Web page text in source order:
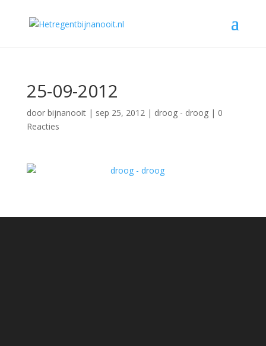
25-09-2012
door bijnanooit| sep 25, 2012| droog - droog| 0
Reacties